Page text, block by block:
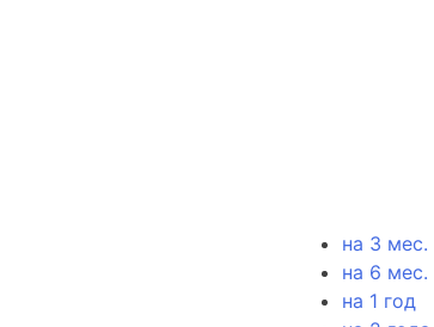
на 3 мес.
на 6 мес.
на 1 год